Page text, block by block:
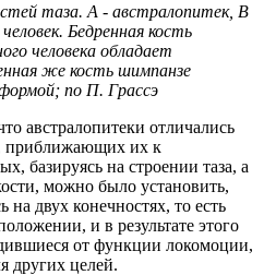
таза. А - австралопитек, В
Бедренная кость
человека обладает
же кость шимпанзе
по П. Грассэ
австралопитеки отличались
приближающих их к
базируясь на строении таза, а
можно было установить,
двух конечностях, то есть
и в результате этого
от функции локомоции,
других целей.